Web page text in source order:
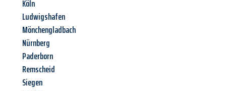
Köln
Ludwigshafen
Mönchengladbach
Nürnberg
Paderborn
Remscheid
Siegen